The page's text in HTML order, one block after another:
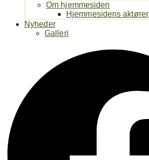
Om hjemmesiden
Hjemmesidens aktører
Nyheder
Galleri